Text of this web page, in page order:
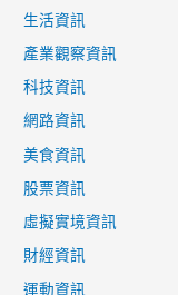
生活資訊
產業觀察資訊
科技資訊
網路資訊
美食資訊
股票資訊
虛擬實境資訊
財經資訊
運動資訊